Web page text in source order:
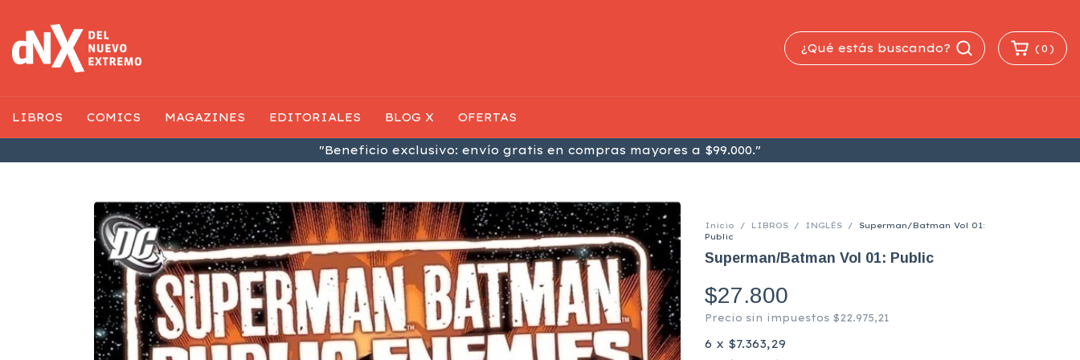
"Beneficio exclusivo: envío gratis en compras mayores a $99.000."
( 0 )
LIBROS COMICS MAGAZINES EDITORIALES BLOG X OFERTAS
Inicio / LIBROS / INGLÉS /
Superman/Batman Vol 01:
Public
Superman/Batman Vol 01: Public
$27.800
Precio sin impuestos $22.975,21
6 x $7.363,29